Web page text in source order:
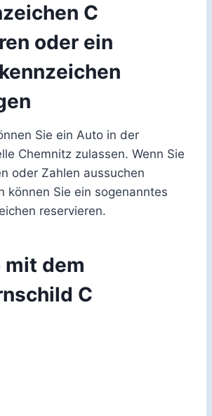
C
oder ein
Sie ein Auto in der
Chemnitz zulassen. Wenn Sie
oder Zahlen aussuchen
können Sie ein sogenanntes
reservieren.
mit dem
C